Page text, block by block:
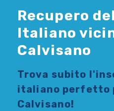
Recupero
Italiano
Calvisano
Trova subito l'
italiano perfetto
Calvisano!